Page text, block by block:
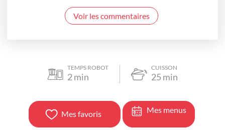
Voir les commentaires
TEMPS ROBOT
2min
CUISSON
25 min
Mes favoris Mes menus